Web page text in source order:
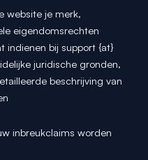
website je merk,
eigendomsrechten
indienen bij support {at}
juridische gronden,
beschrijving van
inbreukclaims worden